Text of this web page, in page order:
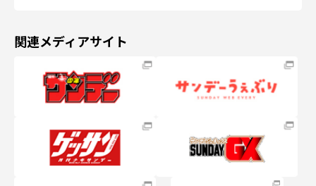
関連メディアサイト